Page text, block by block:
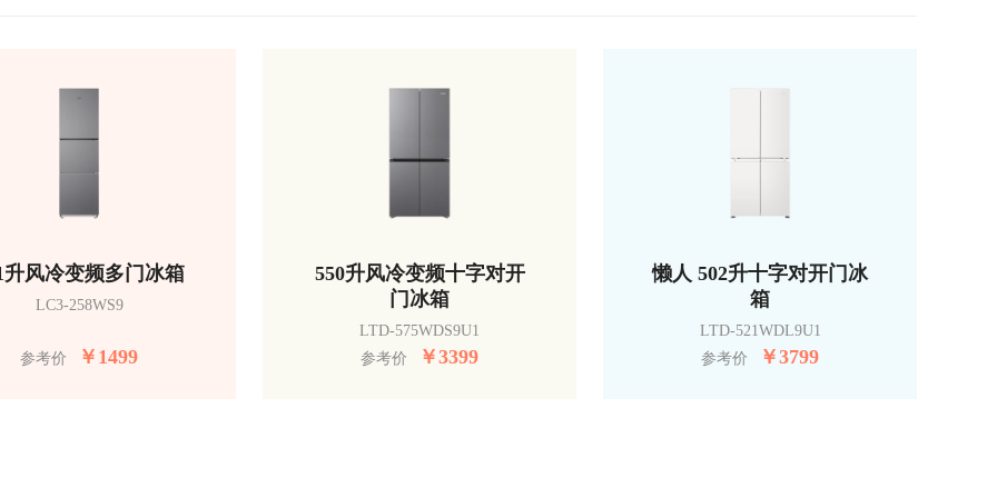
升风冷变频多门冰箱
LC3-258WS9
参考价 ￥ 1499
550升风冷变频十字对开
门冰箱
LTD-575WDS9U1
参考价
￥3399
懒人 502升十字对开门冰
箱
LTD-521WDL9U1
参考价
￥3799